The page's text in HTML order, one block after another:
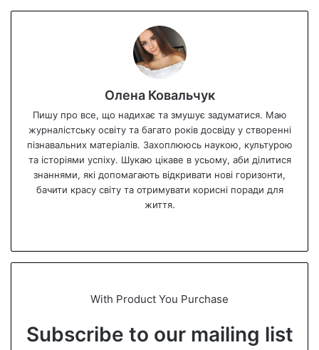
Олена Ковальчук
Пишу про все, що надихає та змушує задуматися. Маю
журналістську освіту та багато років досвіду у створенні
пізнавальних матеріалів. Захоплююсь наукою, культурою
та історіями успіху. Шукаю цікаве в усьому, аби ділитися
знаннями, які допомагають відкривати нові горизонти,
бачити красу світу та отримувати корисні поради для
життя.
te
With Product You Purchase
Subscribe to our mailing list